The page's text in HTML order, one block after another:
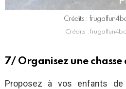
Crédits :
Crédits :
7/ Organisez une chasse
Proposez à vos enfants